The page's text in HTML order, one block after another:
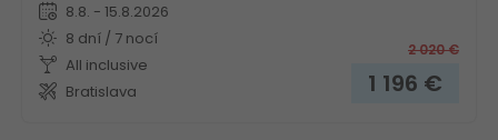
8.8. - 15.8.2026
8 dní / 7 nocí
All inclusive
Bratislava
2 020€
1 196 €